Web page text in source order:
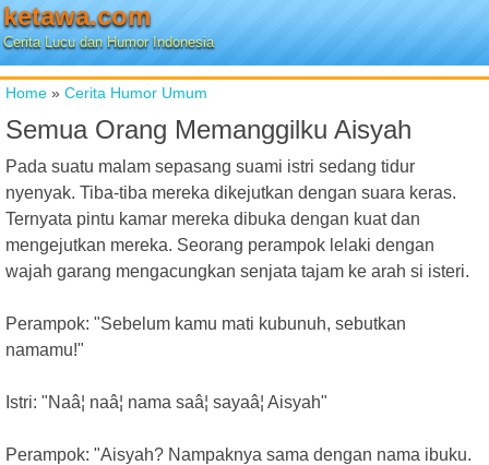
ketawa.com
Cerita Lucu dan Humor Indonesia
Home » Cerita Humor Umum
Semua Orang Memanggilku Aisyah
Pada suatu malam sepasang suami istri sedang tidur
nyenyak. Tiba-tiba mereka dikejutkan dengan suara keras.
Ternyata pintu kamar mereka dibuka dengan kuat dan
mengejutkan mereka. Seorang perampok lelaki dengan
wajah garang mengacungkan senjata tajam ke arah si isteri.
Perampok: "Sebelum kamu mati kubunuh, sebutkan
namamu!"
Istri: "Naâ¦ naâ¦ nama saâ¦ sayaâ¦ Aisyah"
Perampok: "Aisyah? Nampaknya sama dengan nama ibuku.